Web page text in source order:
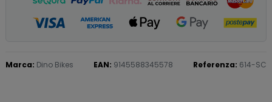
Marca: Dino Bikes EAN: 9145588345578 Referenza: 614-SC